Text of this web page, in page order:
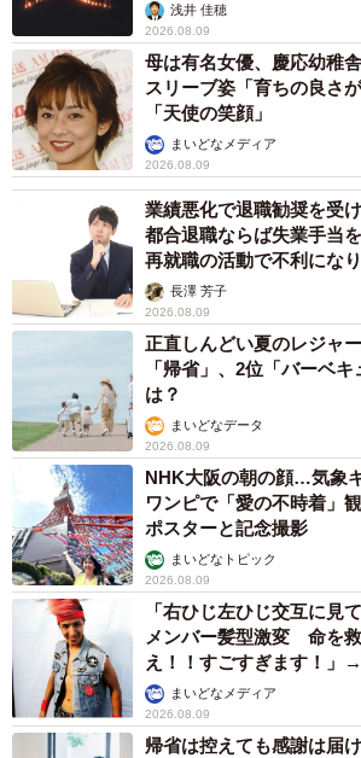
浅井 佳穂
2026.08.09
母は有名女優、慶応幼稚
スリーブ姿「育ちの良さ
「天使の笑顔」
まいどなメディア
2026.08.09
業績悪化で退職勧奨を受
都合退職ならば失業手当
再就職の活動で不利にな
アカウンセラーが解説】
長澤 芳子
2026.08.09
正直しんどい夏のレジャ
「帰省」、2位「バーベ
は？
まいどなデータ
2026.08.09
NHK大阪の朝の顔…気象
ワンピで「愛の不時着」
ポスターと記念撮影
まいどなトピック
2026.08.09
「右ひじ左ひじ交互に見
メンバー髪型激変 命を
え！！すごすぎます！」
まいどなメディア
2026.08.09
帰省は控えても感謝は届